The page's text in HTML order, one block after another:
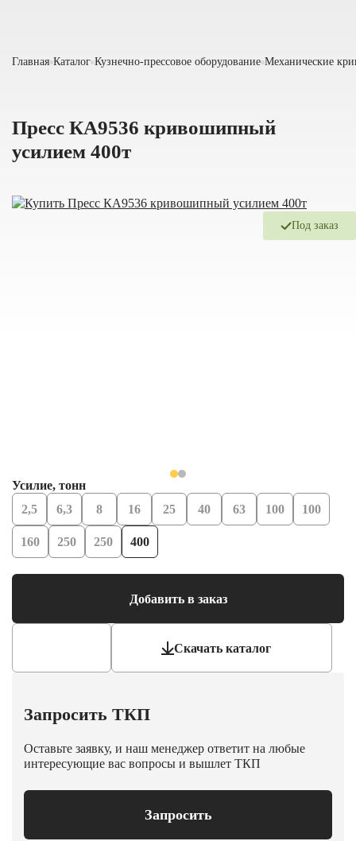
Главная Каталог Кузнечно-прессовое оборудование Механические
Пресс КА9536 кривошипный
усилием 400т
Под заказ
Усилие, тонн
2,5
6,3 8 16 25 40 63 100 100
160 250 250 400
Добавить в заказ
Скачать каталог
Запросить ТКП
Оставьте заявку, и наш менеджер ответит на любые
интересующие вас вопросы и вышлет ТКП
Запросить